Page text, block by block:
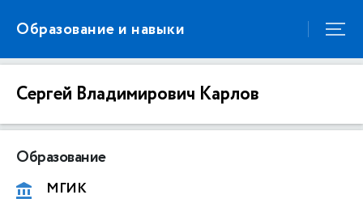
Образование и навыки
Сергей Владимирович Карлов
Образование
МГИК